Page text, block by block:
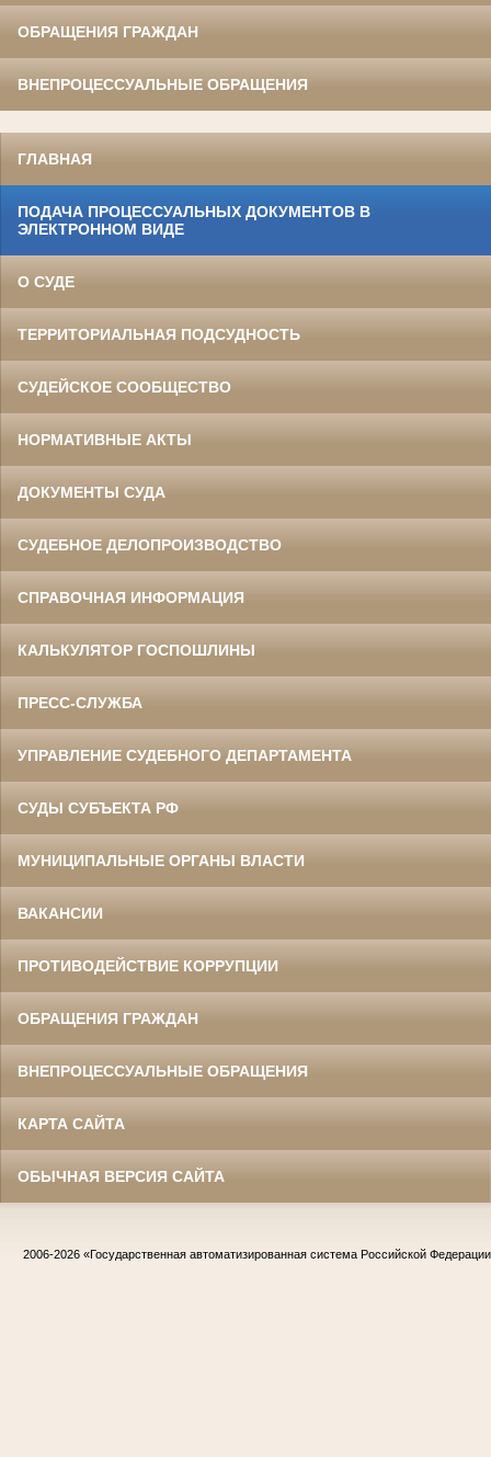
ОБРАЩЕНИЯ ГРАЖДАН
ВНЕПРОЦЕССУАЛЬНЫЕ ОБРАЩЕНИЯ
ГЛАВНАЯ
ПОДАЧА ПРОЦЕССУАЛЬНЫХ ДОКУМЕНТОВ В
ЭЛЕКТРОННОМ ВИДЕ
О СУДЕ
ТЕРРИТОРИАЛЬНАЯ ПОДСУДНОСТЬ
СУДЕЙСКОЕ СООБЩЕСТВО
НОРМАТИВНЫЕ АКТЫ
ДОКУМЕНТЫ СУДА
СУДЕБНОЕ ДЕЛОПРОИЗВОДСТВО
СПРАВОЧНАЯ ИНФОРМАЦИЯ
КАЛЬКУЛЯТОР ГОСПОШЛИНЫ
ПРЕСС-СЛУЖБА
УПРАВЛЕНИЕ СУДЕБНОГО ДЕПАРТАМЕНТА
СУДЫ СУБЪЕКТА РФ
МУНИЦИПАЛЬНЫЕ ОРГАНЫ ВЛАСТИ
ВАКАНСИИ
ПРОТИВОДЕЙСТВИЕ КОРРУПЦИИ
ОБРАЩЕНИЯ ГРАЖДАН
ВНЕПРОЦЕССУАЛЬНЫЕ ОБРАЩЕНИЯ
КАРТА САЙТА
ОБЫЧНАЯ ВЕРСИЯ САЙТА
2006-2026 «Государственная автоматизированная система Российской